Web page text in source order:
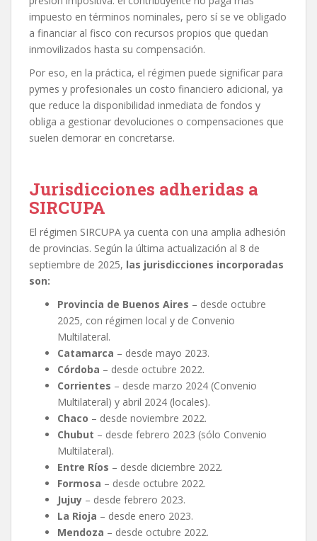
impuesto en términos nominales, pero sí se ve obligado
a financiar al fisco con recursos propios que quedan
inmovilizados hasta su compensación.
Por eso, en la práctica, el régimen puede significar para
pymes y profesionales un costo financiero adicional, ya
que reduce la disponibilidad inmediata de fondos y
obliga a gestionar devoluciones o compensaciones que
suelen demorar en concretarse.
Jurisdicciones adheridas a
SIRCUPA
El régimen SIRCUPA ya cuenta con una amplia adhesión
de provincias. Según la última actualización al 8 de
septiembre de 2025, las jurisdicciones incorporadas
son:
Provincia de Buenos Aires – desde octubre
2025, con régimen local y de Convenio
Multilateral.
Catamarca – desde mayo 2023.
Córdoba – desde octubre 2022.
Corrientes – desde marzo 2024 (Convenio
Multilateral) y abril 2024 (locales).
Chaco – desde noviembre 2022.
Chubut – desde febrero 2023 (sólo Convenio
Multilateral).
Entre Ríos – desde diciembre 2022.
Formosa – desde octubre 2022.
Jujuy – desde febrero 2023.
La Rioja – desde enero 2023.
Mendoza – desde octubre 2022.